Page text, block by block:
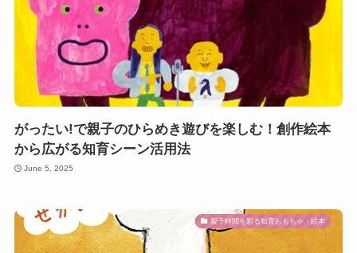
がったい!で親子のひらめき遊びを楽しむ！創作絵本
から広がる知育シーン活用法
June 5, 2025
親子時間を彩る知育おもちゃ・絵本